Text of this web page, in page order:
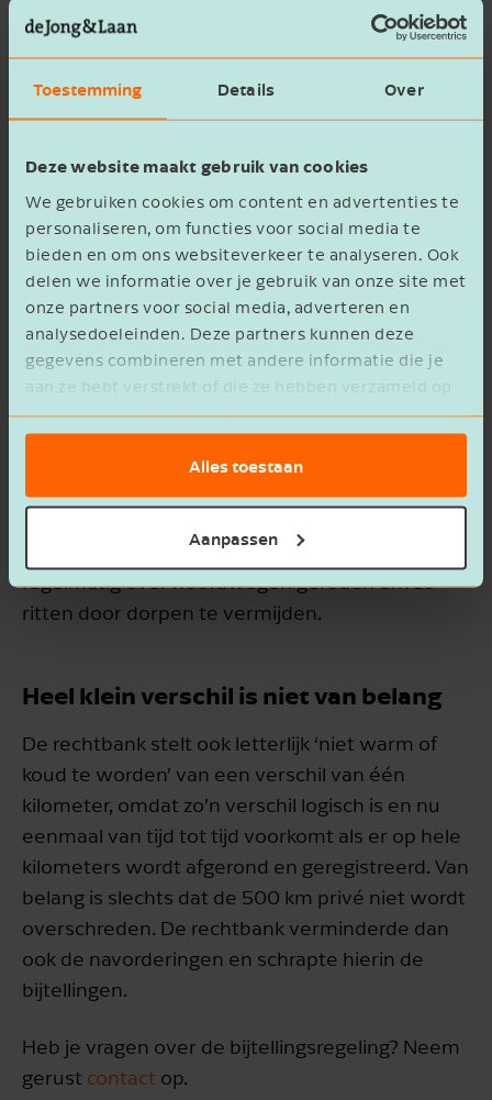
Toestemming Details Over
Deze website maakt gebruik van cookies
We gebruiken cookies om content en advertenties te
personaliseren, om functies voor social media te
bieden en om ons websiteverkeer te analyseren. Ook
delen we informatie over je gebruik van onze site met
onze partners voor social media, adverteren en
analysedoeleinden. Deze partners kunnen deze
gegevens combineren met andere informatie die je
aan ze hebt verstrekt of die ze hebben verzameld op
basis van het gebruik van hun services.
Alles toestaan
Aanpassen
berekenen. Ook dit is volgens de rechter niet de
bedoeling. Van belang is slechts dat overtuigend
privé is gereden niet meer dan 500 bedraagt.
Vrije bewijsleer
Hoe je aantoont dat je daadwerkelijk niet meer
kilometers gereden hebt, is niet van belang. Een
rittenregistratie is namelijk niet vereist en bewijs
kan dus ook op andere wijze worden geleverd.
Zware aanhanger
De rechtbank achtte ook van belang dat er
gereden is met een grote auto met zware
vervoeren. Om deze reden was er dan ook
regelmatig over hoofdwegen gereden om zo
ritten door dorpen te vermijden.
Heel klein verschil is niet van belang
De rechtbank stelt ook letterlijk ‘niet warm of
koud te worden’ van een verschil van één
kilometer, omdat zo’n verschil logisch is en nu
eenmaal van tijd tot tijd voorkomt als er op hele
kilometers wordt afgerond en geregistreerd. Van
belang is slechts dat de 500 km privé niet wordt
overschreden. De rechtbank verminderde dan
ook de navorderingen en schrapte hierin de
bijtellingen.
Heb je vragen over de bijtellingsregeling? Neem
gerust contact op.